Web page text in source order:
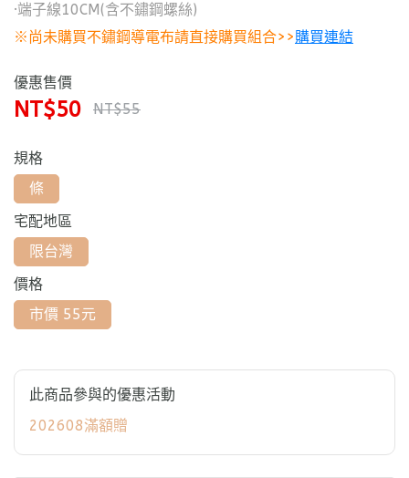
·端子線10CM(含不鏽鋼螺絲)
※尚未購買不鏽鋼導電布請直接購買組合>>購買連結
優惠售價
NT$50 NT$55
規格
條
宅配地區
限台灣
價格
市價 55元
此商品參與的優惠活動
202608滿額贈